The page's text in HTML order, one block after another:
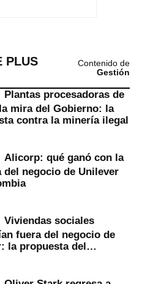
PLUS
Contenido de
Gestión
Plantas procesadoras de
mira del Gobierno: la
contra la minería ilegal
Alicorp: qué ganó con la
del negocio de Unilever
Viviendas sociales
fuera del negocio de
la propuesta del